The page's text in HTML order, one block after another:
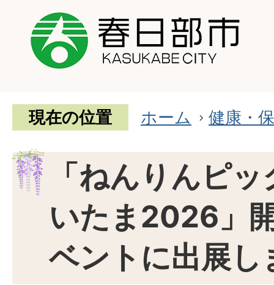
現在の位置 ホーム 健康・
「ねんりんピ
いたま2026」
ベントに出展し